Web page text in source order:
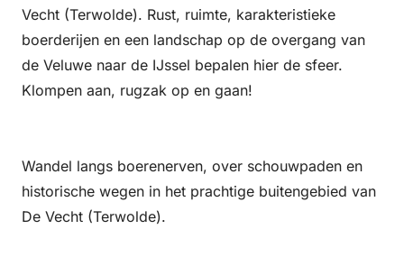
Vecht (Terwolde). Rust, ruimte, karakteristieke
boerderijen en een landschap op de overgang van
de Veluwe naar de IJssel bepalen hier de sfeer.
Klompen aan, rugzak op en gaan!
Wandel langs boerenerven, over schouwpaden en
historische wegen in het prachtige buitengebied van
De Vecht (Terwolde).